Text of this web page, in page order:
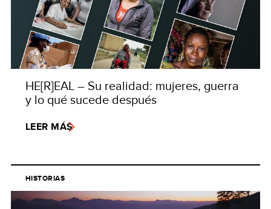
HE[R]EAL – Su realidad: mujeres, guerra
y lo qué sucede después
LEER MÁS
HISTORIAS